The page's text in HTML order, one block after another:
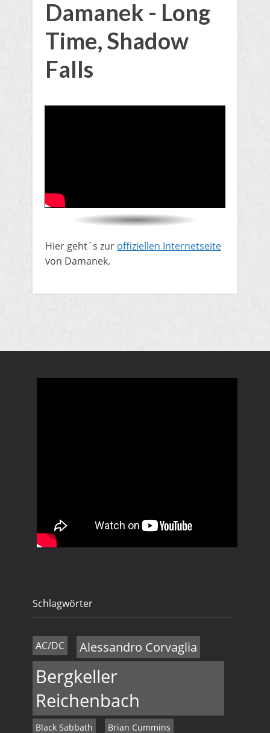
Damanek - Long
Time, Shadow
Falls
​Hier geht´s zur offiziellen Internetseite
von Damanek.
Schlagwörter
AC/DC Alessandro Corvaglia
Bergkeller
Reichenbach
Black Sabbath Brian Cummins